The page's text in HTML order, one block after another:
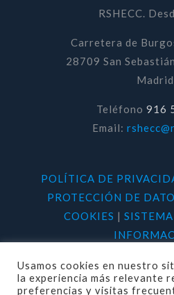
RSHECC.
Carretera de
28709 San
Madrid
Teléfono 916
Email:
POLÍTICA DE
PROTECCIÓN DE
COOKIES |
Usamos cookies en nuestro
la experiencia más relevante
preferencias y visitas